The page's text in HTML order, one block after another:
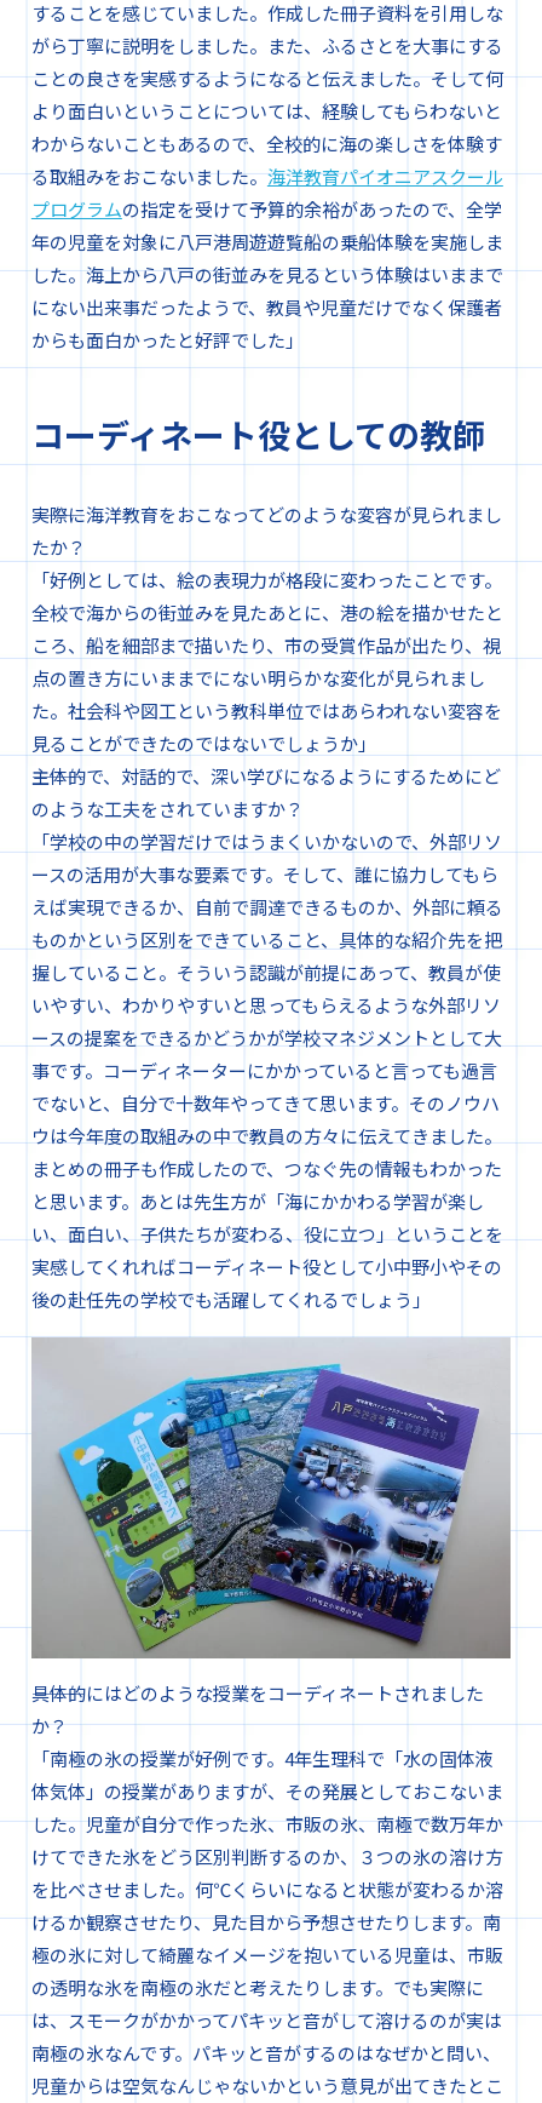
することを感じていました。作成した冊子資料を引用しな
がら丁寧に説明をしました。また、ふるさとを大事にする
ことの良さを実感するようになると伝えました。そして何
より面白いということについては、経験してもらわないと
わからないこともあるので、全校的に海の楽しさを体験す
る取組みをおこないました。海洋教育パイオニアスクール
プログラムの指定を受けて予算的余裕があったので、全学
年の児童を対象に八戸港周遊遊覧船の乗船体験を実施しま
した。海上から八戸の街並みを見るという体験はいままで
にない出来事だったようで、教員や児童だけでなく保護者
からも面白かったと好評でした」
コーディネート役としての教師
―――実際に海洋教育をおこなってどのような変容が見られまし
たか？
「好例としては、絵の表現力が格段に変わったことです。
全校で海からの街並みを見たあとに、港の絵を描かせたと
ころ、船を細部まで描いたり、市の受賞作品が出たり、視
点の置き方にいままでにない明らかな変化が見られまし
た。社会科や図工という教科単位ではあらわれない変容を
見ることができたのではないでしょうか」
―――主体的で、対話的で、深い学びになるようにするためにど
のような工夫をされていますか？
「学校の中の学習だけではうまくいかないので、外部リソ
ースの活用が大事な要素です。そして、誰に協力してもら
えば実現できるか、自前で調達できるものか、外部に頼る
ものかという区別をできていること、具体的な紹介先を把
握していること。そういう認識が前提にあって、教員が使
いやすい、わかりやすいと思ってもらえるような外部リソ
ースの提案をできるかどうかが学校マネジメントとして大
事です。コーディネーターにかかっていると言っても過言
でないと、自分で十数年やってきて思います。そのノウハ
ウは今年度の取組みの中で教員の方々に伝えてきました。
まとめの冊子も作成したので、つなぐ先の情報もわかった
と思います。あとは先生方が「海にかかわる学習が楽し
い、面白い、子供たちが変わる、役に立つ」ということを
実感してくれればコーディネート役として小中野小やその
後の赴任先の学校でも活躍してくれるでしょう」
―――具体的にはどのような授業をコーディネートされました
か？
「南極の氷の授業が好例です。4年生理科で「水の固体液
体気体」の授業がありますが、その発展としておこないま
した。児童が自分で作った氷、市販の氷、南極で数万年か
けてできた氷をどう区別判断するのか、３つの氷の溶け方
を比べさせました。何℃くらいになると状態が変わるか溶
けるか観察させたり、見た目から予想させたりします。南
極の氷に対して綺麗なイメージを抱いている児童は、市販
の透明な氷を南極の氷だと考えたりします。でも実際に
は、スモークがかかってパキッと音がして溶けるのが実は
南極の氷なんです。パキッと音がするのはなぜかと問い、
児童からは空気なんじゃないかという意見が出てきたとこ